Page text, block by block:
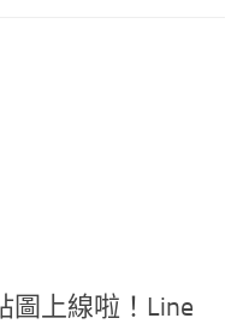
圖上線啦！Line